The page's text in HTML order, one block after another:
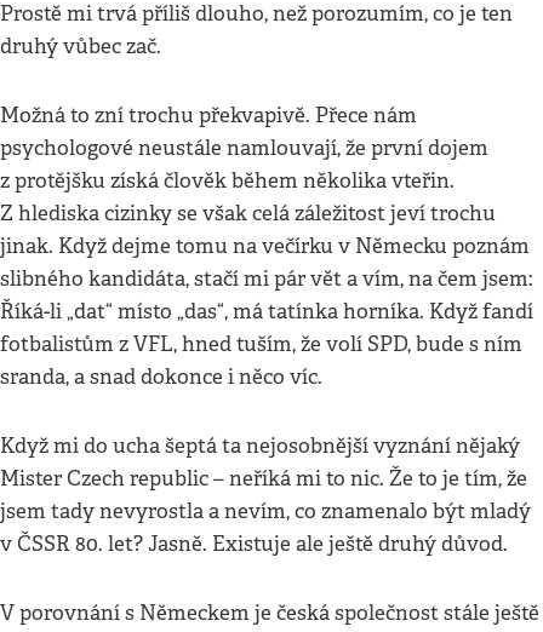
Prostě mi trvá příliš dlouho, než porozumím, co je ten
druhý vůbec zač.
Možná to zní trochu překvapivě. Přece nám
psychologové neustále namlouvají, že první dojem
z protějšku získá člověk během několika vteřin.
Z hlediska cizinky se však celá záležitost jeví trochu
jinak. Když dejme tomu na večírku v Německu poznám
slibného kandidáta, stačí mi pár vět a vím, na čem jsem:
Říká-li „dat“ místo „das“, má tatínka horníka. Když fandí
fotbalistům z VFL, hned tuším, že volí SPD, bude s ním
sranda, a snad dokonce i něco víc.
Když mi do ucha šeptá ta nejosobnější vyznání nějaký
Mister Czech republic – neříká mi to nic. Že to je tím, že
jsem tady nevyrostla a nevím, co znamenalo být mladý
v ČSSR 80. let? Jasně. Existuje ale ještě druhý důvod.
V porovnání s Německem je česká společnost stále ještě